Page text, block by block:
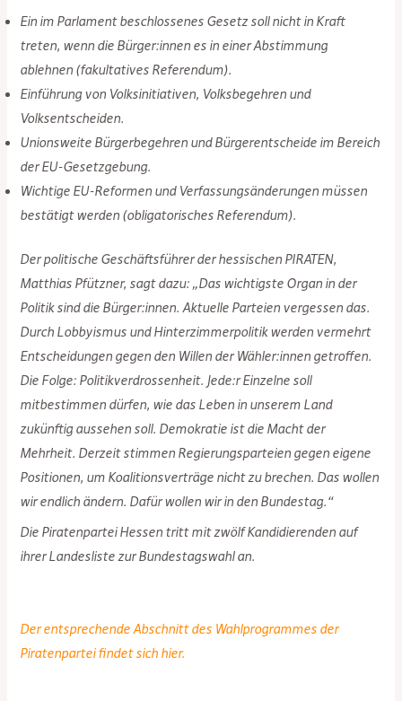
Ein im Parlament beschlossenes Gesetz soll nicht in Kraft
treten, wenn die Bürger:innen es in einer Abstimmung
ablehnen (fakultatives Referendum).
Einführung von Volksinitiativen, Volksbegehren und
Volksentscheiden.
Unionsweite Bürgerbegehren und Bürgerentscheide im Bereich
der EU-Gesetzgebung.
Wichtige EU-Reformen und Verfassungsänderungen müssen
bestätigt werden (obligatorisches Referendum).
Der politische Geschäftsführer der hessischen PIRATEN,
Matthias Pfützner, sagt dazu: „Das wichtigste Organ in der
Politik sind die Bürger:innen. Aktuelle Parteien vergessen das.
Durch Lobbyismus und Hinterzimmerpolitik werden vermehrt
Entscheidungen gegen den Willen der Wähler:innen getroffen.
Die Folge: Politikverdrossenheit. Jede:r Einzelne soll
mitbestimmen dürfen, wie das Leben in unserem Land
zukünftig aussehen soll. Demokratie ist die Macht der
Mehrheit. Derzeit stimmen Regierungsparteien gegen eigene
Positionen, um Koalitionsverträge nicht zu brechen. Das wollen
wir endlich ändern. Dafür wollen wir in den Bundestag.“
Die Piratenpartei Hessen tritt mit zwölf Kandidierenden auf
ihrer Landesliste zur Bundestagswahl an.
Der entsprechende Abschnitt des Wahlprogrammes der
Piratenpartei findet sich hier.